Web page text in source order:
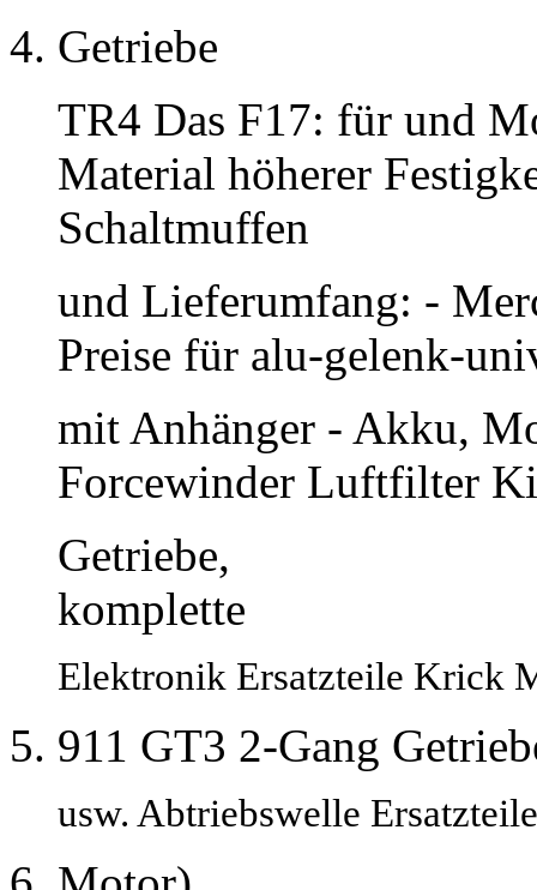
Getriebe
TR4 Das F17: für und
Material höherer
Schaltmuffen
und Lieferumfang: -
Preise für alu-gelenk-
mit Anhänger - Akku,
Forcewinder Luftfilter
Getriebe,
komplette
Elektronik Ersatzteile Krick
911 GT3 2-Gang
usw. Abtriebswelle